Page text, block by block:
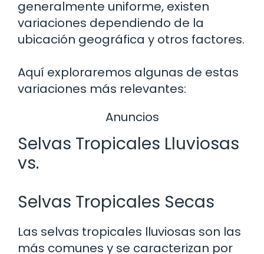
generalmente uniforme, existen
variaciones dependiendo de la
ubicación geográfica y otros factores.
Aquí exploraremos algunas de estas
variaciones más relevantes:
Anuncios
Selvas Tropicales Lluviosas
vs.
Selvas Tropicales Secas
Las selvas tropicales lluviosas son las
más comunes y se caracterizan por